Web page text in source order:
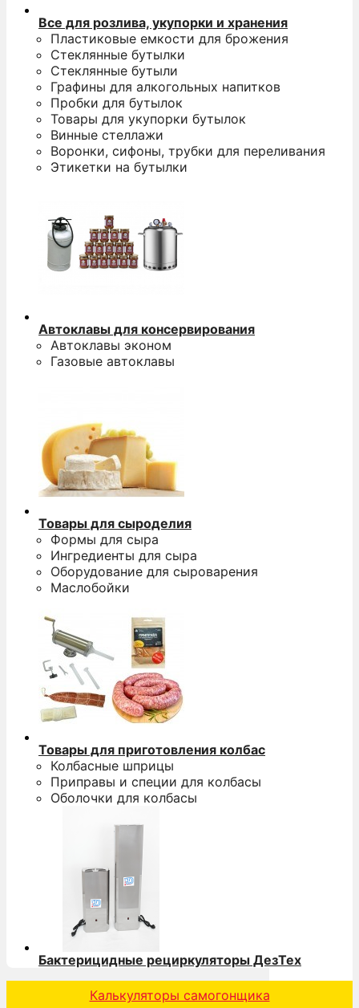
Все для розлива, укупорки и хранения
Пластиковые емкости для брожения
Стеклянные бутылки
Стеклянные бутыли
Графины для алкогольных напитков
Пробки для бутылок
Товары для укупорки бутылок
Винные стеллажи
Воронки, сифоны, трубки для переливания
Этикетки на бутылки
Автоклавы для консервирования
Автоклавы эконом
Газовые автоклавы
Товары для сыроделия
Формы для сыра
Ингредиенты для сыра
Оборудование для сыроварения
Маслобойки
Товары для приготовления колбас
Колбасные шприцы
Приправы и специи для колбасы
Оболочки для колбасы
Бактерицидные рециркуляторы ДезТех
Калькуляторы самогонщика